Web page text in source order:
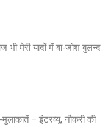
मेरी यादों में बा-जोश बुलन्द
मुलाकातें – इंटरव्यू, नौकरी की